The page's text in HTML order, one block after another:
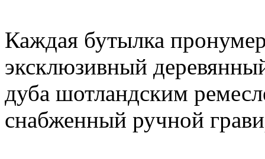
Каждая бутылка
эксклюзивный
дуба шотландским
снабженный ручной